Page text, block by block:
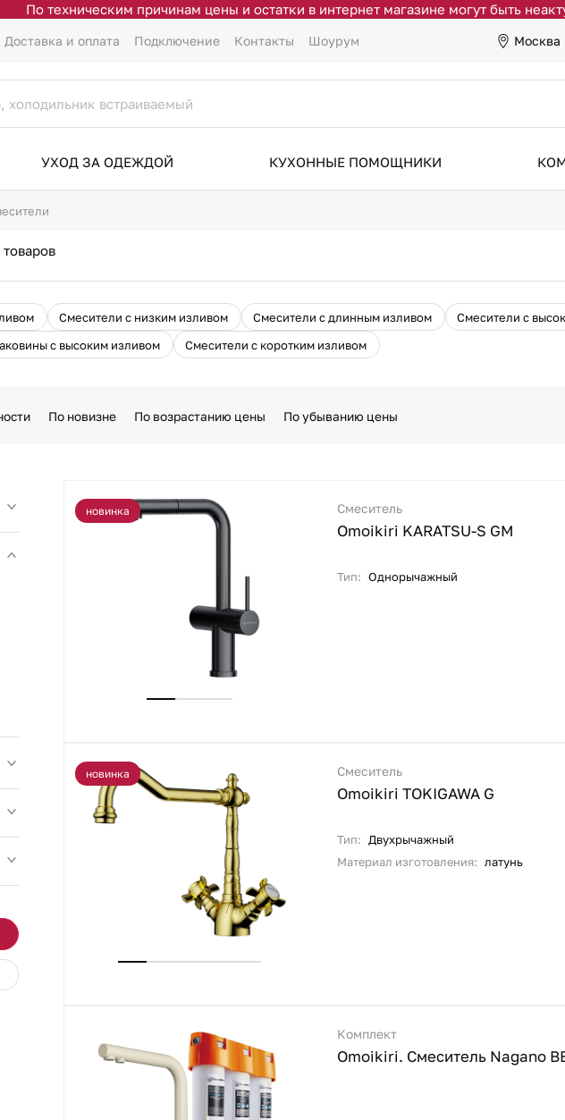
По техническим причинам цены и остатки в интернет магазине могут быть
Доставка и оплата Подключение Контакты Шоурум Москва
УХОД ЗА ОДЕЖДОЙ КУХОННЫЕ ПОМОЩНИКИ
Смесители с низким изливом Смесители с длинным изливом
Смесители с
с высоким изливом
Смесители с коротким изливом
По новизне По возрастанию цены По убыванию цены
новинка Смеситель
Omoikiri KARATSU-S GM
Тип: Однорычажный
новинка Смеситель
Omoikiri TOKIGAWA G
Тип:
Двухрычажный
Материал изготовления:
латунь
Комплект